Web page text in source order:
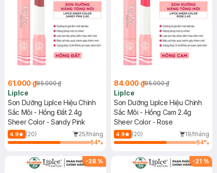
61.000 ₫85.000 ₫
LipIce
Son Dưỡng LipIce Hiệu Chỉnh
Sắc Môi - Hồng Đất 2.4g
Sheer Color - Sandy Pink
4.9 (20)
25/tháng
64%
84.000 ₫85.000 ₫
LipIce
Son Dưỡng LipIce Hiệu Chỉnh
Sắc Môi - Hồng Cam 2.4g
Sheer Color - Rose
4.9 (20)
19/tháng
64%
-28 % -21 %